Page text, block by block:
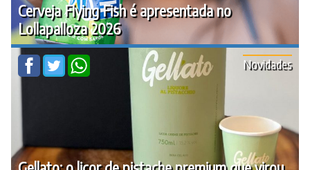
Cerveja Flying Fish é apresentada no
Lollapalloza 2026
Novidades